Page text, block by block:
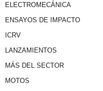
ELECTROMECÁNICA
ENSAYOS DE IMPACTO
ICRV
LANZAMIENTOS
MÁS DEL SECTOR
MOTOS